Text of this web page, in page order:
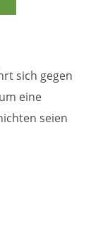
sich gegen
eine
seien